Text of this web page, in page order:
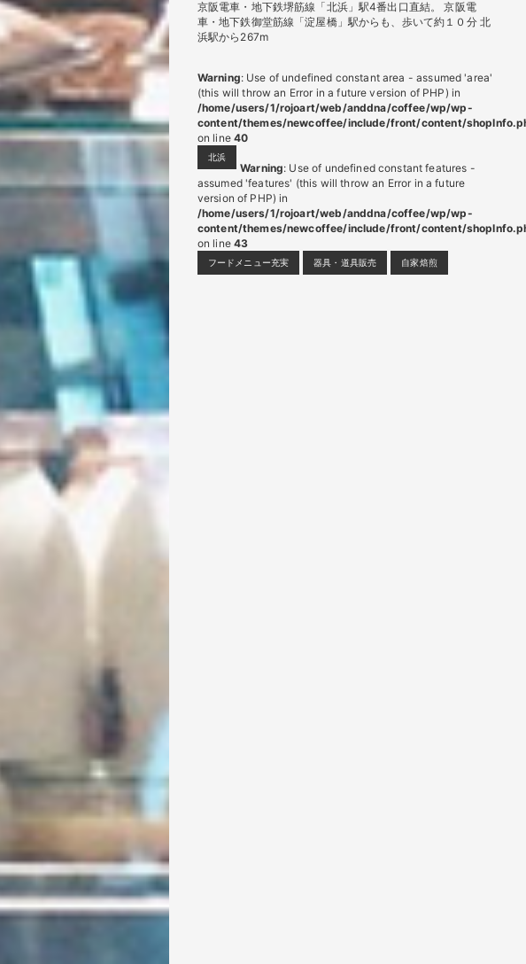
京阪電車・地下鉄堺筋線「北浜」駅4番出口直結。 京阪電
車・地下鉄御堂筋線「淀屋橋」駅からも、歩いて約１０分 北
浜駅から267m
Warning: Use of undefined constant area - assumed 'area'
(this will throw an Error in a future version of PHP) in
/home/users/1/rojoart/web/anddna/coffee/wp/wp-
content/themes/newcoffee/include/front/content/
on line 40
北浜
Warning: Use of undefined constant features -
assumed 'features' (this will throw an Error in a future
version of PHP) in
/home/users/1/rojoart/web/anddna/coffee/wp/wp-
content/themes/newcoffee/include/front/content/
on line 43
フードメニュー充実 器具・道具販売 自家焙煎